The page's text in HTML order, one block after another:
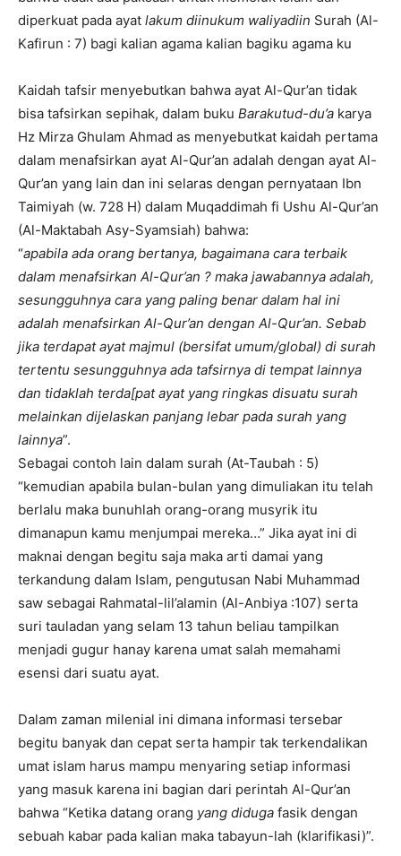
diperkuat pada ayat lakum diinukum waliyadiin Surah (Al-
Kafirun : 7) bagi kalian agama kalian bagiku agama ku
Kaidah tafsir menyebutkan bahwa ayat Al-Qur’an tidak
bisa tafsirkan sepihak, dalam buku Barakutud-du’a karya
Hz Mirza Ghulam Ahmad as menyebutkat kaidah pertama
dalam menafsirkan ayat Al-Qur’an adalah dengan ayat Al-
Qur’an yang lain dan ini selaras dengan pernyataan Ibn
Taimiyah (w. 728 H) dalam Muqaddimah fi Ushu Al-Qur’an
(Al-Maktabah Asy-Syamsiah) bahwa:
“apabila ada orang bertanya, bagaimana cara terbaik
dalam menafsirkan Al-Qur’an ? maka jawabannya adalah,
sesungguhnya cara yang paling benar dalam hal ini
adalah menafsirkan Al-Qur’an dengan Al-Qur’an. Sebab
jika terdapat ayat majmul (bersifat umum/global) di surah
tertentu sesungguhnya ada tafsirnya di tempat lainnya
dan tidaklah terda[pat ayat yang ringkas disuatu surah
melainkan dijelaskan panjang lebar pada surah yang
lainnya”.
Sebagai contoh lain dalam surah (At-Taubah : 5)
“kemudian apabila bulan-bulan yang dimuliakan itu telah
berlalu maka bunuhlah orang-orang musyrik itu
dimanapun kamu menjumpai mereka…” Jika ayat ini di
maknai dengan begitu saja maka arti damai yang
terkandung dalam Islam, pengutusan Nabi Muhammad
saw sebagai Rahmatal-lil’alamin (Al-Anbiya :107) serta
suri tauladan yang selam 13 tahun beliau tampilkan
menjadi gugur hanay karena umat salah memahami
esensi dari suatu ayat.
Dalam zaman milenial ini dimana informasi tersebar
begitu banyak dan cepat serta hampir tak terkendalikan
umat islam harus mampu menyaring setiap informasi
yang masuk karena ini bagian dari perintah Al-Qur’an
bahwa “Ketika datang orang yang diduga fasik dengan
sebuah kabar pada kalian maka tabayun-lah (klarifikasi)”.